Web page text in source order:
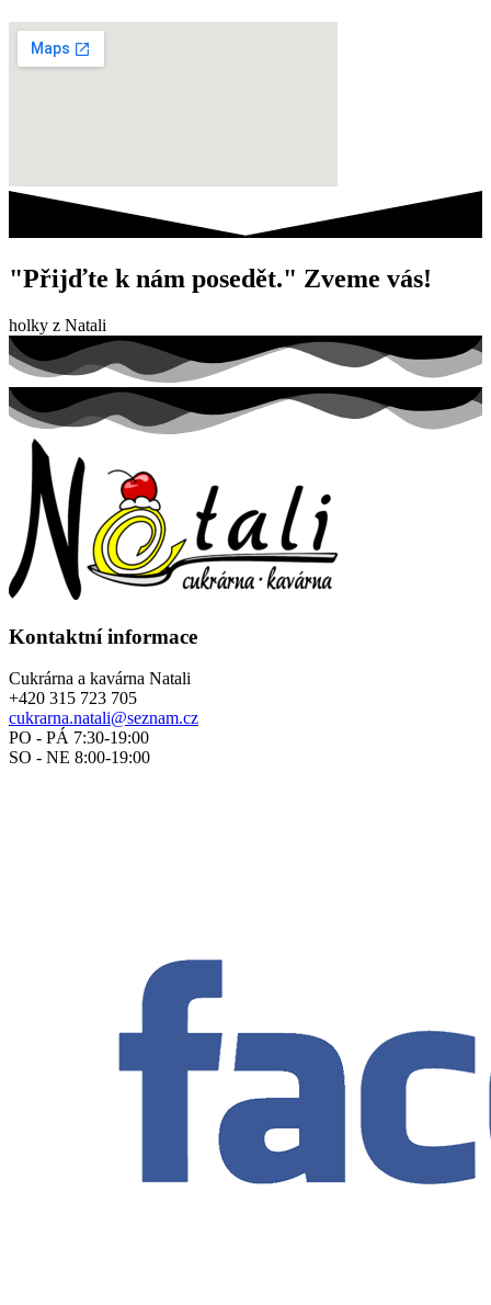
"Přijďte k nám posedět." Zveme vás!
holky z Natali
Kontaktní informace
Cukrárna a kavárna Natali
+420 315 723 705
cukrarna.natali@seznam.cz
PO - PÁ 7:30-19:00
SO - NE 8:00-19:00